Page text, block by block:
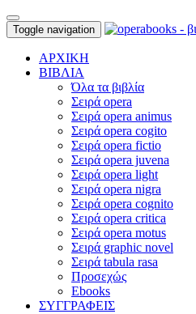
Toggle navigation
ΑΡΧΙΚΗ
ΒΙΒΛΙΑ
Όλα τα βιβλία
Σειρά opera
Σειρά opera animus
Σειρά opera cogito
Σειρά opera fictio
Σειρά opera juvena
Σειρά opera light
Σειρά opera nigra
Σειρά opera cognito
Σειρά opera critica
Σειρά opera motus
Σειρά graphic novel
Σειρά tabula rasa
Προσεχώς
Ebooks
ΣΥΓΓΡΑΦΕΙΣ